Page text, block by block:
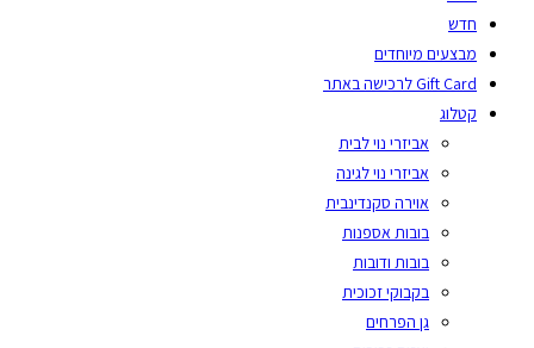
חדש
מבצעים מיוחדים
Gift Card לרכישה באתר
קטלוג
אביזרי נוי לבית
אביזרי נוי לגינה
אוירה סקנדינבית
בובות אספנות
בובות ודובות
בקבוקי זכוכית
גן הפרחים